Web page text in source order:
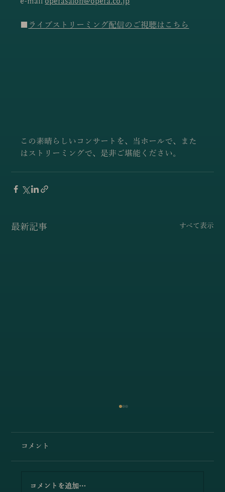
ライブストリーミング配信のご視聴はこちら
この素晴らしいコンサートを、当ホールで、また
はストリーミングで、是非ご堪能ください。
最新記事 すべて表示
コメント
コメントを追加…